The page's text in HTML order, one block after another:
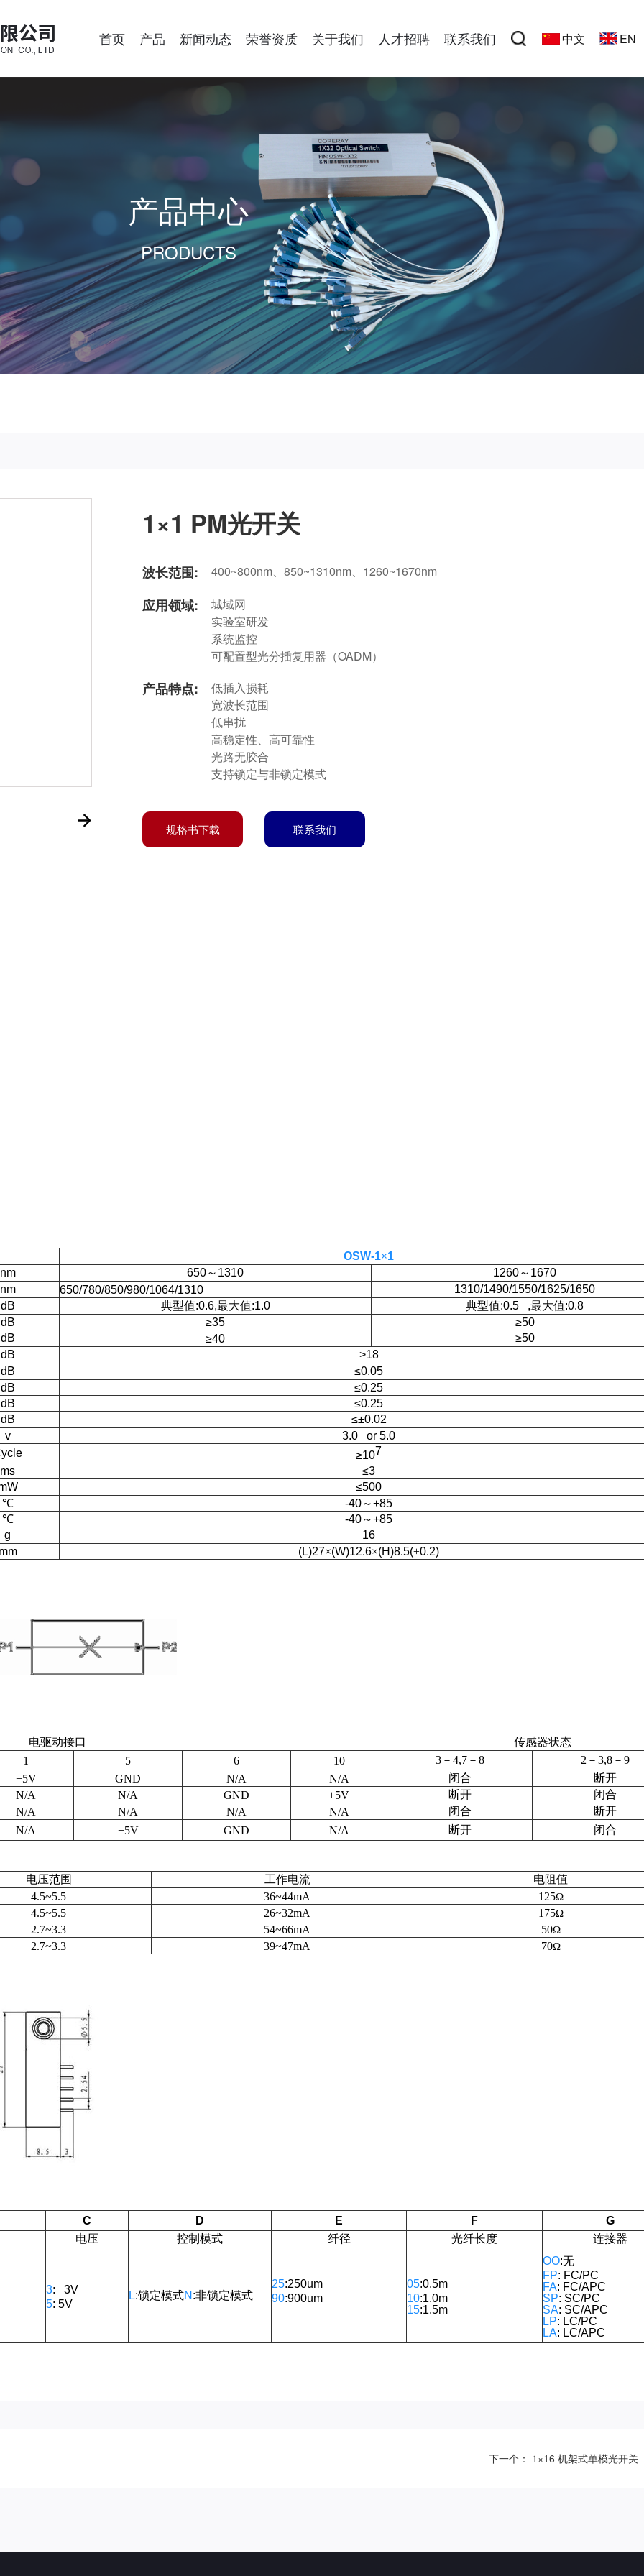
首页 产品 新闻动态 荣誉资质 关于我们 人才招聘 联系我们 中文 EN
产品中心
PRODUCTS
1×1 PM光开关
波长范围: 400~800nm、850~1310nm、1260~1670nm
应用领域:
城域网
实验室研发
系统监控
可配置型光分插复用器（OADM）
产品特点:
低插入损耗
宽波长范围
低串扰
高稳定性、高可靠性
光路无胶合
支持锁定与非锁定模式
规格书下载 联系我们
OSW-1×1
nm
650～ 1310 1260～ 1670
nm
650/780/850/980/1064/1310
1310/1490/1550/1625/1650
dB
典型值:0.6,最大值:1.0 典型值:0.5 ,最大值:0.8
dB
≥35 ≥50
dB
≥40 ≥50
dB
>18
dB
≤0.05
dB
≤0.25
dB
≤0.25
dB
≤±0.02
v
3.0 or 5.0
≥107
ms
≤3
≤500
℃
-40～+85
℃
-40～+85
g
16
(L)27×(W)12.6×(H)8.5(±0.2)
电驱动接口
传感器状态
1
5 6 10 3－ 4,7－ 8 2 － 3,8 － 9
+5V
GND N/A N/A 闭合
断开
N/A
N/A GND +5V 断开
闭合
N/A
N/A N/A N/A 闭合
断开
N/A
+5V GND N/A 断开 闭合
电压范围 工作电流
电阻值
4.5~5.5
36~44mA 125Ω
4.5~5.5 26~32mA 175Ω
2.7~3.3 54~66mA 50Ω
2.7~3.3 39~47mA 70Ω
C D E F
G
电压
控制模式 纤径 光纤长度 连接器
3: 3V
5: 5V
L:锁定模式N :非锁定模式
25:250um
90:900um
05:0.5m
10:1.0m
15:1.5m
OO:无
FP: FC/PC
FA: FC/APC
SP: SC/PC
SA: SC/APC
LP: LC/PC
LA: LC/APC
下一个： 1×16 机架式单模光开关